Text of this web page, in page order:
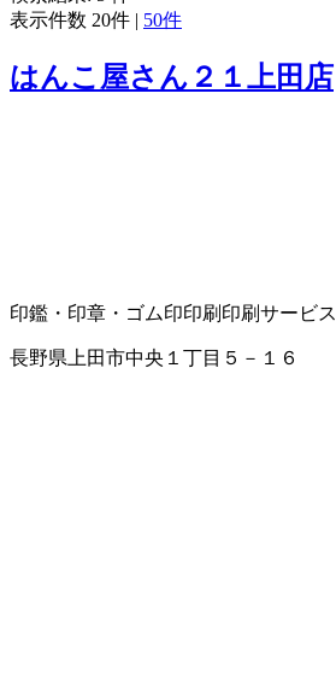
表示件数 20件 | 50件
はんこ屋さん２１上田店
印鑑・印章・ゴム印印刷 印刷サービス
長野県上田市中央１丁目５－１６